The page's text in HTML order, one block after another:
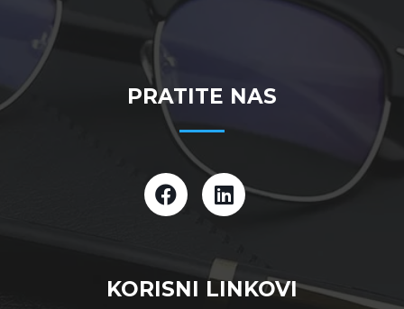
PRATITE NAS
KORISNI LINKOVI